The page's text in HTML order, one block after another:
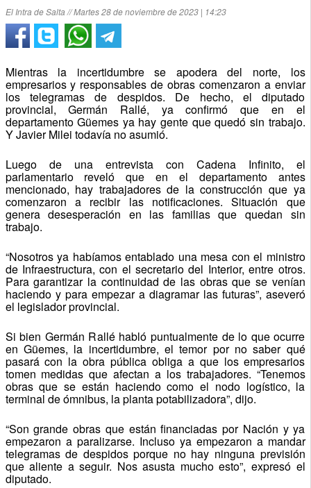
El Intra de Salta // Martes 28 de noviembre de 2023 | 14:23
Mientras la incertidumbre se apodera del norte, los
empresarios y responsables de obras comenzaron a enviar
los telegramas de despidos. De hecho, el diputado
provincial, Germán Rallé, ya confirmó que en el
departamento Güemes ya hay gente que quedó sin trabajo.
Y Javier Milei todavía no asumió.
Luego de una entrevista con Cadena Infinito, el
parlamentario reveló que en el departamento antes
mencionado, hay trabajadores de la construcción que ya
comenzaron a recibir las notificaciones. Situación que
genera desesperación en las familias que quedan sin
trabajo.
“Nosotros ya habíamos entablado una mesa con el ministro
de Infraestructura, con el secretario del Interior, entre otros.
Para garantizar la continuidad de las obras que se venían
haciendo y para empezar a diagramar las futuras”, aseveró
el legislador provincial.
Si bien Germán Rallé habló puntualmente de lo que ocurre
en Güemes, la incertidumbre, el temor por no saber qué
pasará con la obra pública obliga a que los empresarios
tomen medidas que afectan a los trabajadores. “Tenemos
obras que se están haciendo como el nodo logístico, la
terminal de ómnibus, la planta potabilizadora”, dijo.
“Son grande obras que están financiadas por Nación y ya
empezaron a paralizarse. Incluso ya empezaron a mandar
telegramas de despidos porque no hay ninguna previsión
que aliente a seguir. Nos asusta mucho esto”, expresó el
diputado.